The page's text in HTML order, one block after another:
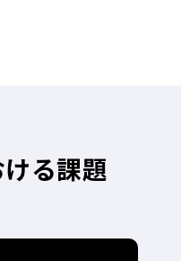
る課題